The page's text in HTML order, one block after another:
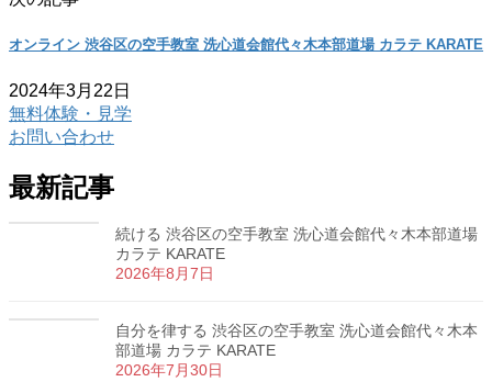
オンライン 渋谷区の空手教室 洗心道会館代々木本部道場 カラテ KARATE
2024年3月22日
無料体験・見学
お問い合わせ
最新記事
続ける 渋谷区の空手教室 洗心道会館代々木本部道場
カラテ KARATE
2026年8月7日
自分を律する 渋谷区の空手教室 洗心道会館代々木本
部道場 カラテ KARATE
2026年7月30日